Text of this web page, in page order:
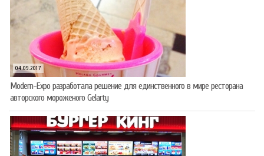
04.09.2017
Modern-Expo разработала решение для единственного в мире ресторана
авторского мороженого Gelarty